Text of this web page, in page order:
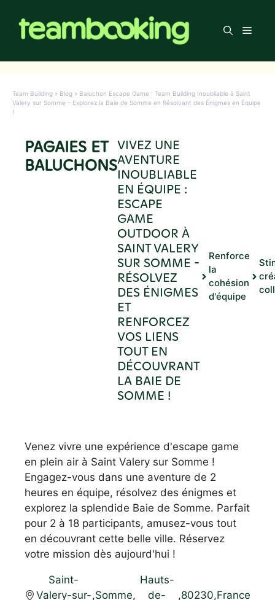
contenu
Menu
Team Building » Blog » Baluchon Escape Game : Team Building Inoubliable à Saint
Valery sur Somme – Explorez la Baie de Somme en Résolvant des Énigmes en Équipe
!
PAGAIES ET
BALUCHONS
VIVEZ UNE
AVENTURE
INOUBLIABLE
EN ÉQUIPE :
ESCAPE
GAME
OUTDOOR À
SAINT VALERY
SUR SOMME -
RÉSOLVEZ
DES ÉNIGMES
ET
RENFORCEZ
VOS LIENS
TOUT EN
DÉCOUVRANT
LA BAIE DE
SOMME !
Renforce
la
cohésion
d'équipe
Venez vivre une expérience d'escape game
en plein air à Saint Valery sur Somme !
Engagez-vous dans une aventure de 2
heures en équipe, résolvez des énigmes et
explorez la splendide Baie de Somme. Parfait
pour 2 à 18 participants, amusez-vous tout
en découvrant cette belle ville. Réservez
votre mission dès aujourd'hui !
Saint-
Valery-sur-,Somme,
Hauts-
de-
,80230,France